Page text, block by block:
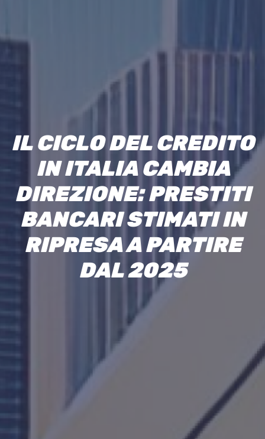
IL CICLO DEL CREDITO
IN ITALIA CAMBIA
DIREZIONE: PRESTITI
BANCARI STIMATI IN
RIPRESAA PARTIRE
DAL2025